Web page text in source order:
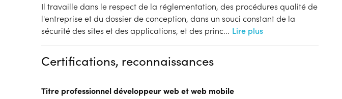
Rythme :
Hors temps de travail
Type de parcours :Parcours individualisé
Dispositif
Financeur
FC
AIF...)
Il travaille dans le respect de la réglementation, des procédures qualité de
l'entreprise et du dossier de conception, dans un souci constant de la
sécurité des sites et des applications, et des princ... Lire plus
Certifications, reconnaissances
Titre professionnel développeur web et web mobile